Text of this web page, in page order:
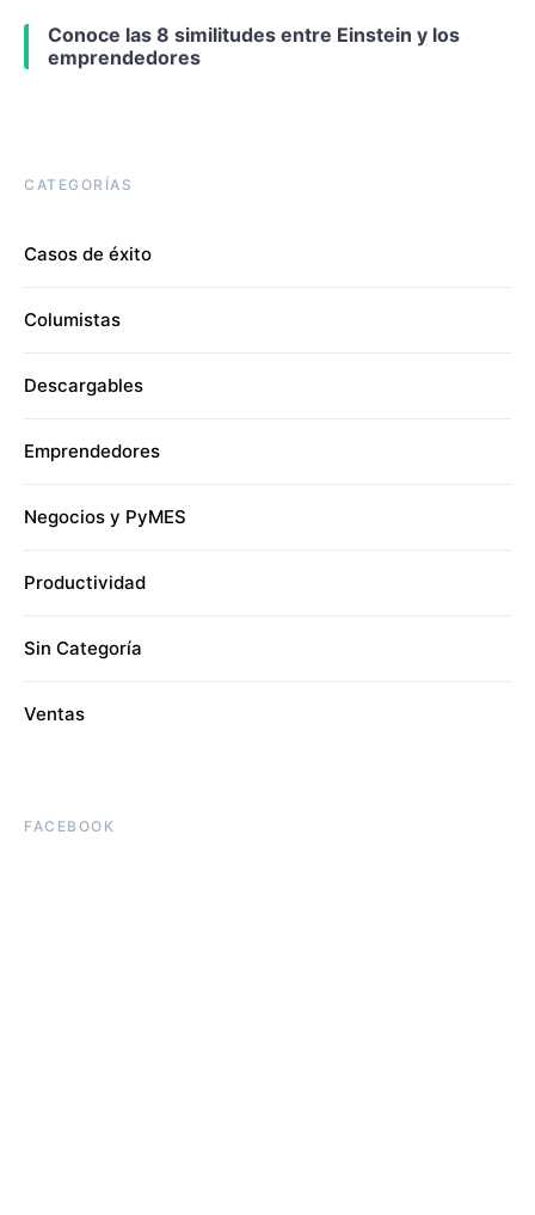
Conoce las 8 similitudes entre Einstein y los
emprendedores
CATEGORÍAS
Casos de éxito
Columistas
Descargables
Emprendedores
Negocios y PyMES
Productividad
Sin Categoría
Ventas
FACEBOOK